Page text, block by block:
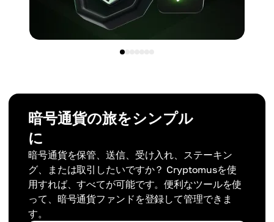
暗号通貨の旅をシンプル
に
暗号通貨を保管、送信、受け入れ、ステーキン
グ、または取引したいですか？ Cryptomusを使
用すれば、すべてが可能です。便利なツールを使
って、暗号通貨ファンドを登録して管理できま
す。